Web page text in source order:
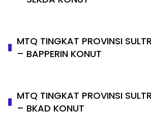
MTQ TINGKAT PROVINSI
– BAPPERIN KONUT
MTQ TINGKAT PROVINSI
– BKAD KONUT